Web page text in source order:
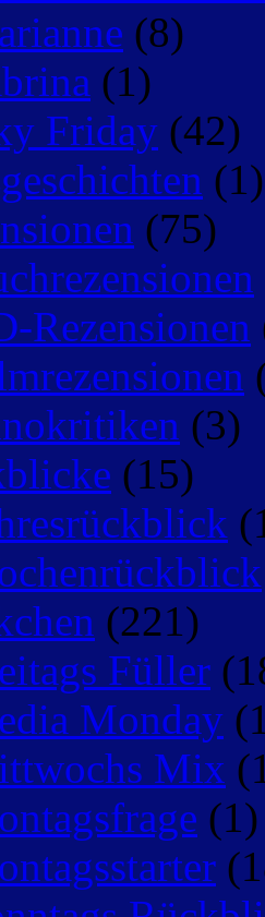
(8)
(1)
Friday (42)
(1)
(75)
Rezensionen
(3)
(15)
(221)
Füller
Monday
Mix
(1)